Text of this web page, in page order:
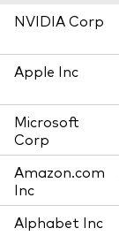
NVIDIA Corp
Apple Inc
Microsoft
Corp
Amazon.com
Inc
Alphabet Inc